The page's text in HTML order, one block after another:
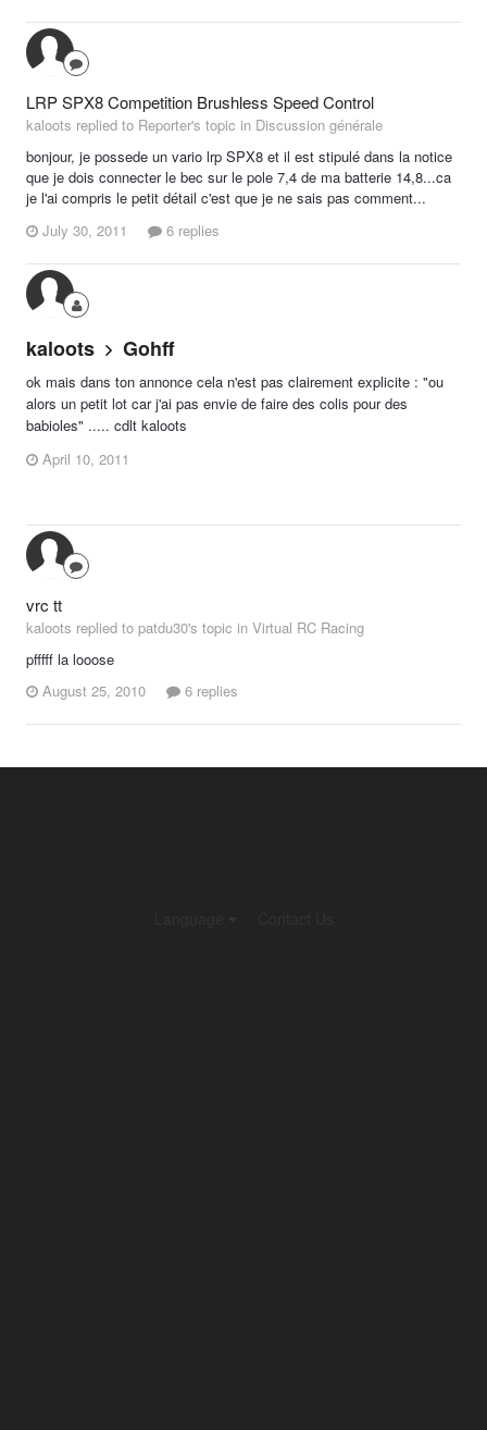
LRP SPX8 Competition Brushless Speed Control
kaloots replied to Reporter's topic in Discussion générale
bonjour, je possede un vario lrp SPX8 et il est stipulé dans la notice
que je dois connecter le bec sur le pole 7,4 de ma batterie 14,8...ca
je l'ai compris le petit détail c'est que je ne sais pas comment...
July 30, 2011
6 replies
kaloots Gohff
ok mais dans ton annonce cela n'est pas clairement explicite : "ou
alors un petit lot car j'ai pas envie de faire des colis pour des
babioles" ..... cdlt kaloots
April 10, 2011
vrc tt
kaloots replied to patdu30's topic in Virtual RC Racing
pfffff la looose
August 25, 2010
6 replies